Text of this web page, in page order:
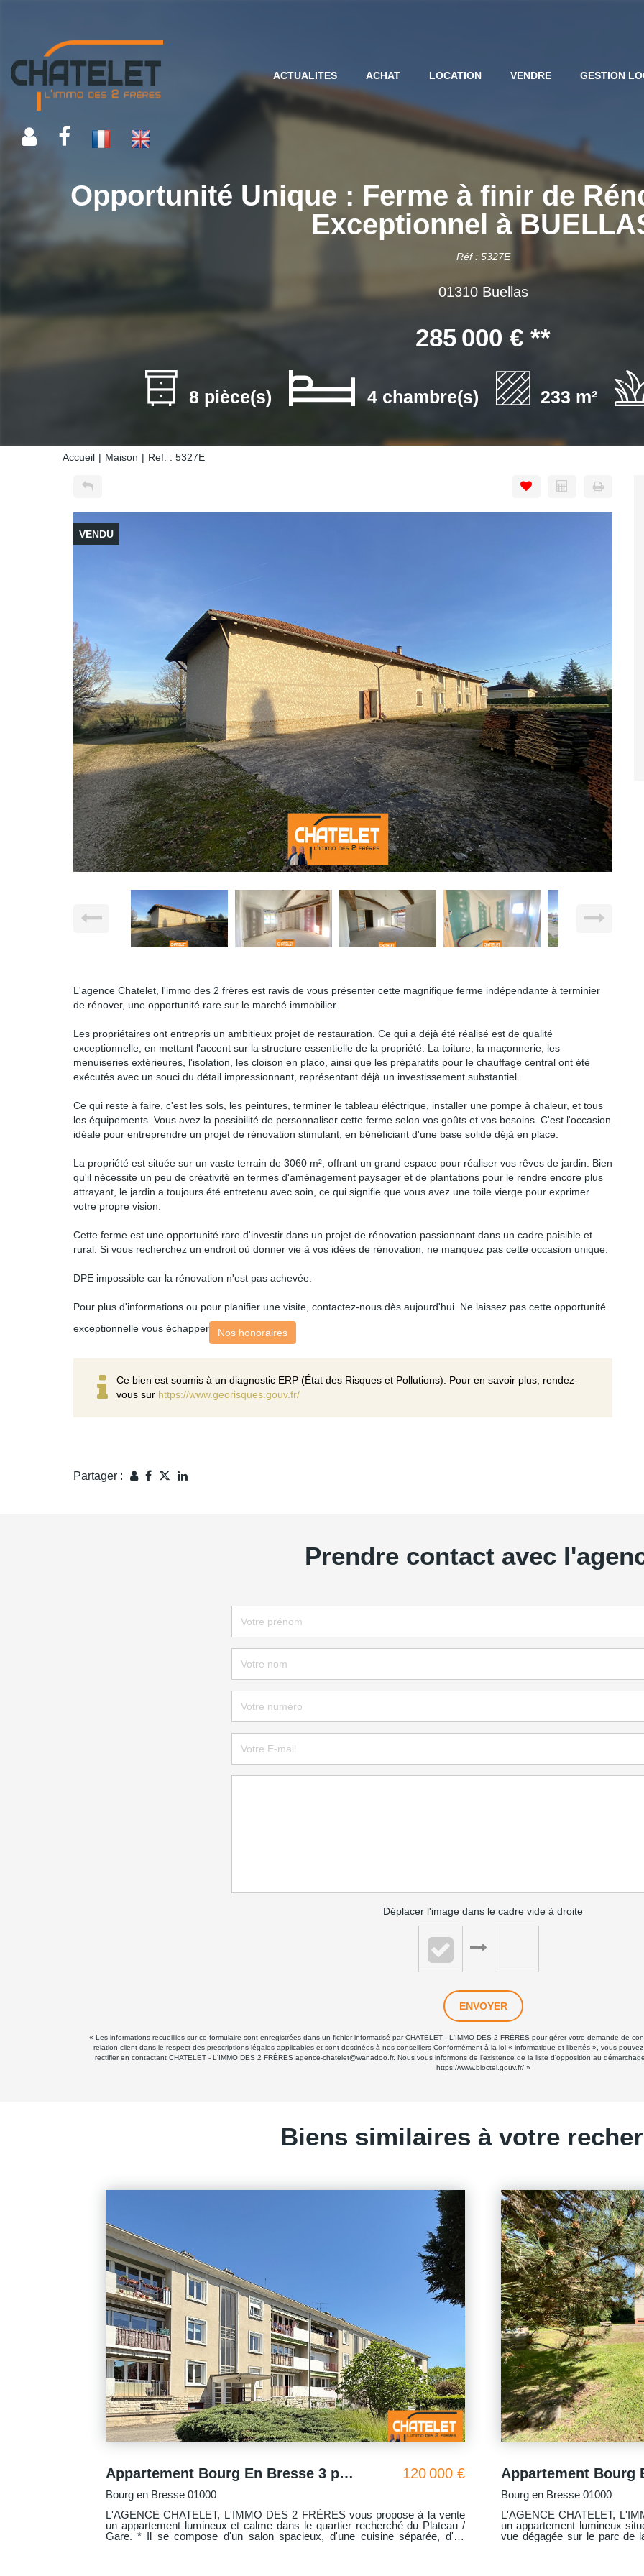
ACTUALITES ACHAT LOCATION VENDRE GESTION
Opportunité Unique : Ferme à finir de
Exceptionnel à
Réf : 5327E
01310 Buellas
285 000 € **
8 pièce(s) 4 chambre(s) 233 m²
Accueil Maison Ref. : 5327E
VENDU
L'agence Chatelet, l'immo des 2 frères est ravis de vous présenter cette magnifique ferme indépendante à terminier
de rénover, une opportunité rare sur le marché immobilier.
Les propriétaires ont entrepris un ambitieux projet de restauration. Ce qui a déjà été réalisé est de qualité
exceptionnelle, en mettant l'accent sur la structure essentielle de la propriété. La toiture, la maçonnerie, les
menuiseries extérieures, l'isolation, les cloison en placo, ainsi que les préparatifs pour le chauffage central ont été
exécutés avec un souci du détail impressionnant, représentant déjà un investissement substantiel.
Ce qui reste à faire, c'est les sols, les peintures, terminer le tableau éléctrique, installer une pompe à chaleur, et tous
les équipements. Vous avez la possibilité de personnaliser cette ferme selon vos goûts et vos besoins. C'est l'occasion
idéale pour entreprendre un projet de rénovation stimulant, en bénéficiant d'une base solide déjà en place.
La propriété est située sur un vaste terrain de 3060 m², offrant un grand espace pour réaliser vos rêves de jardin. Bien
qu'il nécessite un peu de créativité en termes d'aménagement paysager et de plantations pour le rendre encore plus
attrayant, le jardin a toujours été entretenu avec soin, ce qui signifie que vous avez une toile vierge pour exprimer
votre propre vision.
Cette ferme est une opportunité rare d'investir dans un projet de rénovation passionnant dans un cadre paisible et
rural. Si vous recherchez un endroit où donner vie à vos idées de rénovation, ne manquez pas cette occasion unique.
DPE impossible car la rénovation n'est pas achevée.
Pour plus d'informations ou pour planifier une visite, contactez-nous dès aujourd'hui. Ne laissez pas cette opportunité
exceptionnelle vous échapper
Nos honoraires
Ce bien est soumis à un diagnostic ERP (État des Risques et Pollutions). Pour en savoir plus, rendez-
vous sur https://www.georisques.gouv.fr/
Partager :
Prendre contact avec
Déplacer l'image dans le cadre vide à droite
ENVOYER
« Les informations recueillies sur ce formulaire sont enregistrées dans un fichier informatisé par CHATELET - L'IMMO DES 2 FRÈRES pour gérer votre demande de
relation client dans le respect des prescriptions légales applicables et sont destinées à nos conseillers Conformément à la loi « informatique et libertés », vous
rectifier en contactant CHATELET - L'IMMO DES 2 FRÈRES agence-chatelet@wanadoo.fr. Nous vous informons de l'existence de la liste d'opposition au
https://www.bloctel.gouv.fr/»
Biens similaires à votre
Appartement Bourg En Bresse, deux chambres et balcon 128 000 €
Bourg en Bresse 01000
L'AGENCE CHATELET, L'IMMO DES 2 FRERES vous propose à la vente
un appartement lumineux situé au 2ème étage avec ascenseur, offrant une
vue dégagée sur le parc de la copropriété. * Descriptif : - Séjour spacieux
BOURG EN BRESSE 01000
L'AGENCE CHATELET,
un appartement type 3 de 63.81 m² sur BOURG EN BRESSE.
*L'appartement se compose : - Entrée et dégagement avec placards, séjour